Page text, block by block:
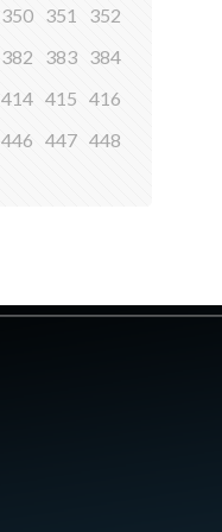
350 351
352
382 383 384
414 415 416
446 447 448